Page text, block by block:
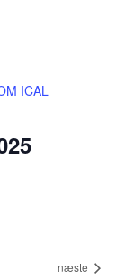
ICAL
næste